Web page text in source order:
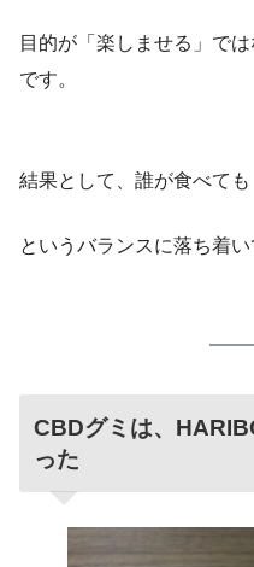
目的が「楽しませる」では
です。
結果として、誰が食べても
というバランスに落ち着い
CBDグミは、
った